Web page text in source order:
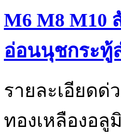
M6 M8 M10
อ่อนนุชกระทู้
รายละเอียดด่
ทองเหลืองอ